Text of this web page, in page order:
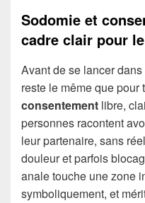
Sodomie et
cadre clair pour
Avant de se lancer
reste le même que
consentement libre,
personnes racontent
leur partenaire, sans
douleur et parfois
anale touche une zone
symboliquement, et